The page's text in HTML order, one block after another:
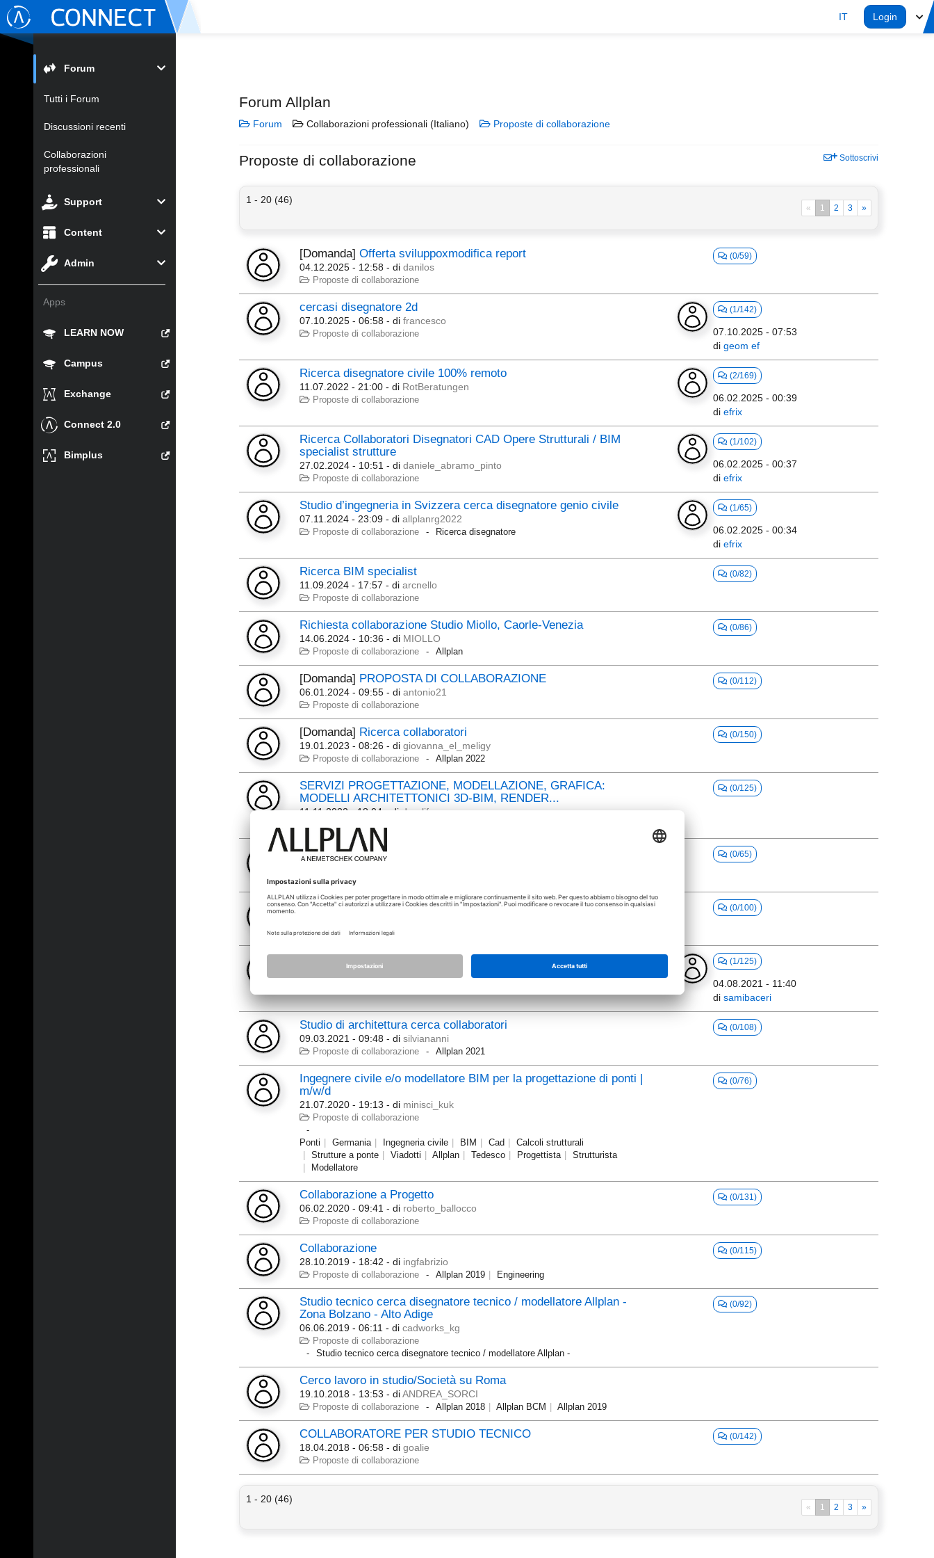
IT Login
Forum
Tutti i Forum
Discussioni recenti
Collaborazioni
professionali
Support
Content
Admin
Apps
LEARN NOW
Campus
Exchange
Connect 2.0
Bimplus
Forum Allplan
Forum Collaborazioni professionali (Italiano) Proposte di collaborazione
Proposte di collaborazione Sottoscrivi
1 - 20 (46)
« 1 2 3 »
[Domanda]Offerta sviluppoxmodifica report
04.12.2025 - 12:58 - didanilos
Proposte di collaborazione
(0/59)
cercasi disegnatore 2d
07.10.2025 - 06:58 - difrancesco
Proposte di collaborazione
(1/142)
07.10.2025 - 07:53
di geom ef
Ricerca disegnatore civile 100% remoto
11.07.2022 - 21:00 - di RotBeratungen
Proposte di collaborazione
(2/169)
06.02.2025 - 00:39
di efrix
Ricerca Collaboratori Disegnatori CAD Opere Strutturali / BIM
specialist strutture
27.02.2024 - 10:51 - didaniele_abramo_pinto
Proposte di collaborazione
(1/102)
06.02.2025 - 00:37
di efrix
Studio d’ingegneria in Svizzera cerca disegnatore genio civile
07.11.2024 - 23:09 - diallplanrg2022
Proposte di collaborazione Ricerca disegnatore
(1/65)
06.02.2025 - 00:34
di efrix
Ricerca BIM specialist
11.09.2024 - 17:57 - diarcnello
Proposte di collaborazione
(0/82)
Richiesta collaborazione Studio Miollo, Caorle-Venezia
14.06.2024 - 10:36 - di MIOLLO
Proposte di collaborazione Allplan
(0/86)
[Domanda] PROPOSTA DI COLLABORAZIONE
06.01.2024 - 09:55 - diantonio21
Proposte di collaborazione
(0/112)
[Domanda] Ricerca collaboratori
19.01.2023 - 08:26 - digiovanna_el_meligy
Proposte di collaborazione Allplan 2022
(0/150)
SERVIZI PROGETTAZIONE, MODELLAZIONE, GRAFICA:
MODELLI ARCHITETTONICI 3D-BIM, RENDER...
11.11.2022 - 18:04 - di dearlife
(0/125)
rilievi laser scanner e restituzione allplan liguria di ponente
Proposte di collaborazione
(0/65)
Studio di architettura cerca collaboratore con esperienza Allplan
Proposte di collaborazione
(0/100)
Cerco lavoro presso studio o Azienda su Roma
07.07.2020 - 09:56
(1/125)
04.08.2021 - 11:40
di samibaceri
Studio di architettura cerca collaboratori
09.03.2021 - 09:48 - disilviananni
Proposte di collaborazione Allplan 2021
(0/108)
Ingegnere civile e/o modellatore BIM per la progettazione di ponti |
m/w/d
21.07.2020 - 19:13 - di minisci_kuk
Proposte di collaborazione
Ponti Germania Ingegneria civile BIM Cad
Calcoli strutturali
Strutture a ponte
Viadotti Allplan Tedesco Progettista
Strutturista
Modellatore
(0/76)
Collaborazione a Progetto
06.02.2020 - 09:41 - di roberto_ballocco
Proposte di collaborazione
(0/131)
Collaborazione
28.10.2019 - 18:42 - di ingfabrizio
Proposte di collaborazione Allplan 2019 Engineering
(0/115)
Studio tecnico cerca disegnatore tecnico / modellatore Allplan -
Zona Bolzano - Alto Adige
06.06.2019 - 06:11 - dicadworks_kg
Proposte di collaborazione
Studio tecnico cerca disegnatore tecnico / modellatore Allplan -
(0/92)
Cerco lavoro in studio/Società su Roma
19.10.2018 - 13:53 - diANDREA_SORCI
Proposte di collaborazione Allplan 2018 Allplan BCM Allplan 2019
COLLABORATORE PER STUDIO TECNICO
18.04.2018 - 06:58 - digoalie
Proposte di collaborazione
(0/142)
1 - 20 (46)
« 1 2 3 »